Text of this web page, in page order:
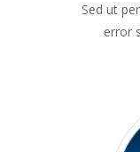
Sed ut
error